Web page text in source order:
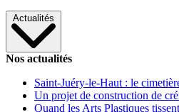
Actualités
Nos actualités
Saint-Juéry-le-Haut : le
Un projet de construction de
Quand les Arts Plastiques